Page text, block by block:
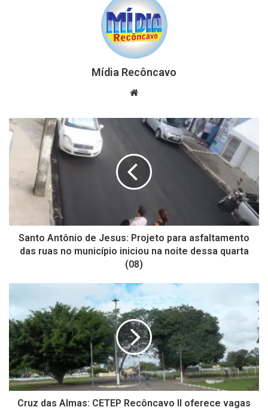
Mídia Recôncavo
Website
Santo Antônio de Jesus: Projeto para asfaltamento
das ruas no município iniciou na noite dessa quarta
(08)
Cruz das Almas: CETEP Recôncavo II oferece vagas